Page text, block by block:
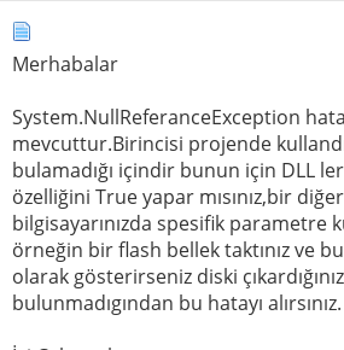
Merhabalar
System.NullReferanceException
mevcuttur.Birincisi projende
bulamadığı içindir bunun için DLL
özelliğini True yapar mısınız,bir
bilgisayarınızda spesifik parametre
örneğin bir flash bellek taktınız ve
olarak gösterirseniz diski
bulunmadıgından bu hatayı alırsınız.